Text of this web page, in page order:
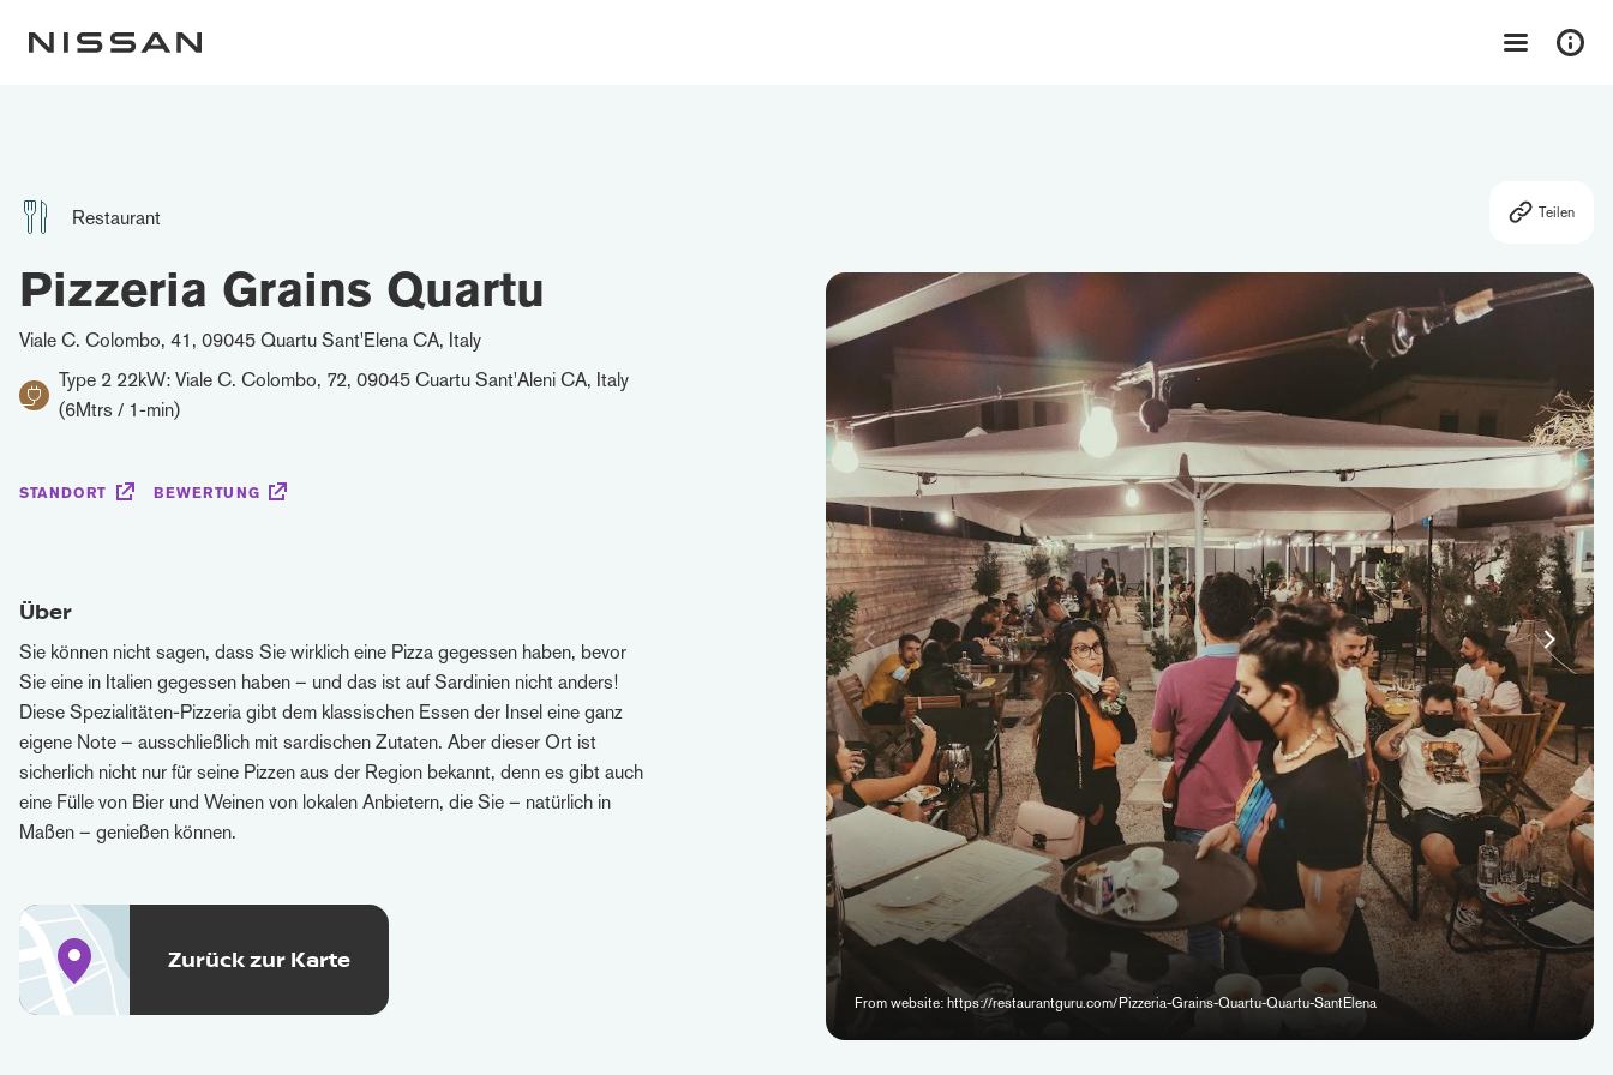
Restaurant
Pizzeria Grains Quartu
Viale C. Colombo, 41, 09045 Quartu Sant'Elena CA, Italy
Type 2 22kW: Viale C. Colombo, 72, 09045 Cuartu Sant'Aleni CA, Italy
(6Mtrs / 1-min)
STANDORT BEWERTUNG
Über
Sie können nicht sagen, dass Sie wirklich eine Pizza gegessen haben, bevor
Sie eine in Italien gegessen haben – und das ist auf Sardinien nicht anders!
Diese Spezialitäten-Pizzeria gibt dem klassischen Essen der Insel eine ganz
eigene Note – ausschließlich mit sardischen Zutaten. Aber dieser Ort ist
sicherlich nicht nur für seine Pizzen aus der Region bekannt, denn es gibt auch
eine Fülle von Bier und Weinen von lokalen Anbietern, die Sie – natürlich in
Maßen – genießen können.
Zurück zur Karte
Teilen
From website: https://restaurantguru.com/Pizzeria-Grains-Quartu-Quartu-SantElena